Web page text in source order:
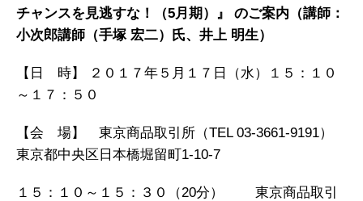
チャンスを見逃すな！（5月期）』 のご案内（講師：
小次郎講師（手塚 宏二）氏、井上 明生）
【日 時】 ２０１７年５月１７日（水）１５：１０
～１７：５０
【会 場】 東京商品取引所（TEL 03-3661-9191）
東京都中央区日本橋堀留町1-10-7
１５：１０～１５：３０（20分） 東京商品取引